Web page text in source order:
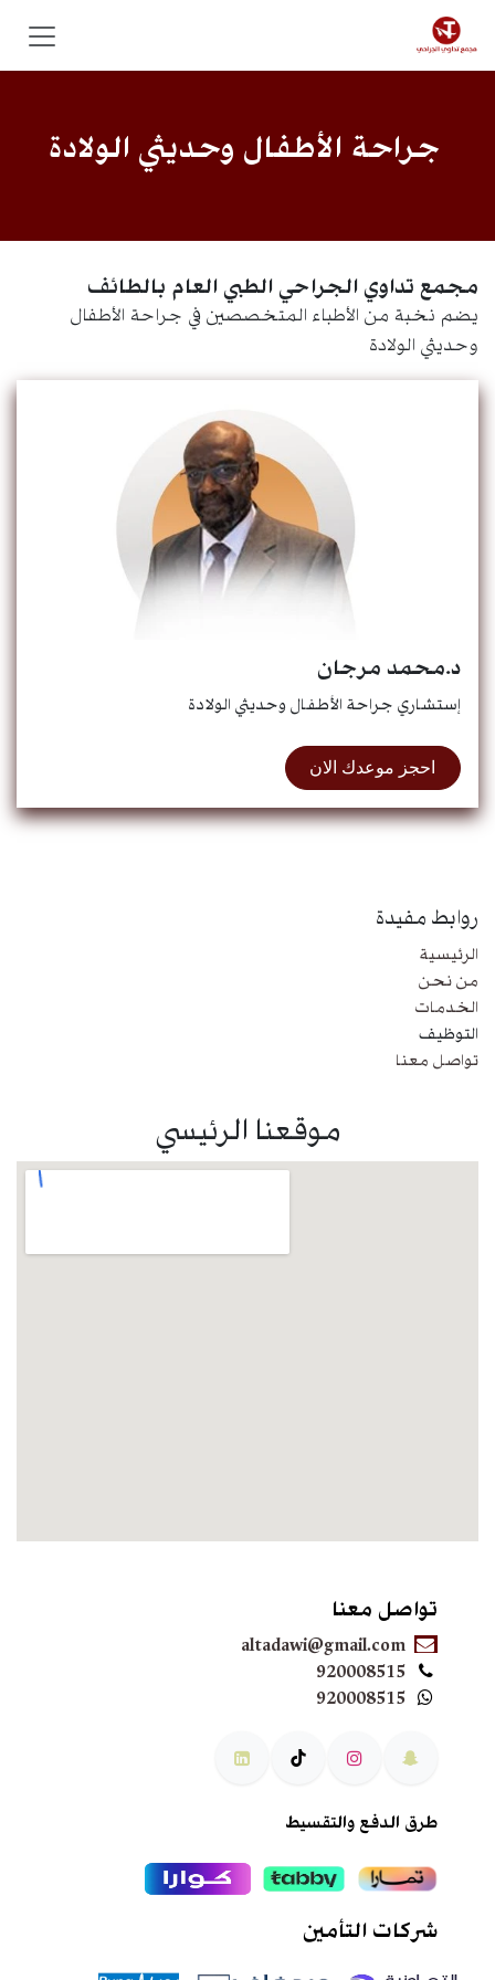
تخطي للذهاب إلى المحتوى
جراحة الأطفال وحديثي الولادة
مجمع تداوي الجراحي الطبي العام بالطائف
يضم نخبة من الأطباء المتخصصين في جراحة الأطفال
وحديثي الولادة
د.محمد مرجان
إستشاري جراحة الأطفال وحديثي الولادة
احجز موعدك الان
روابط مفيدة
الرئيسية
من نحن
الخدمات
التوظيف
تواصل معنا
موقعنا الرئيسي
تواصل معنا
altadawi@gmail.com
920008515
920008515
طرق الدفع والتقسيط
شركات التأمين